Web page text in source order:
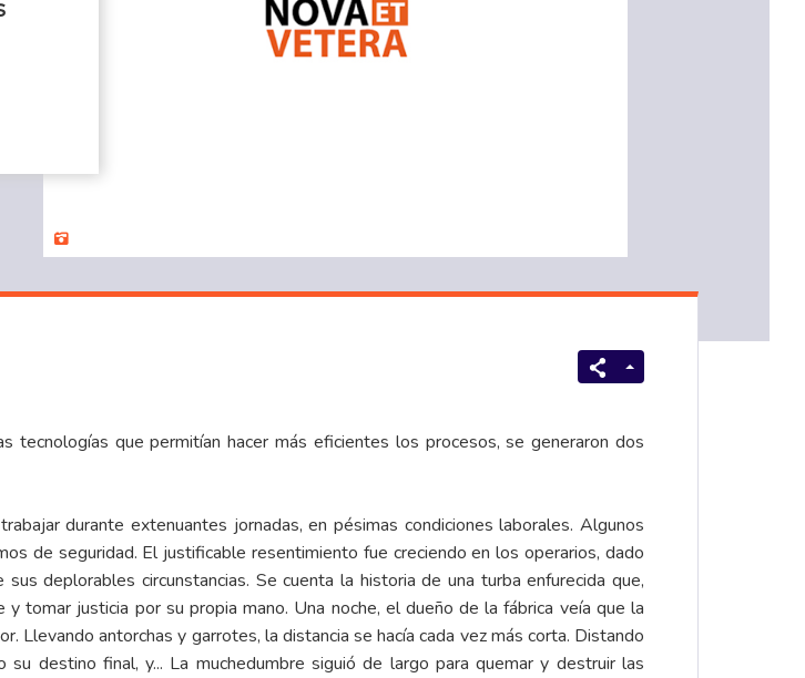
tecnologías que permitían hacer más eficientes los procesos, se generaron dos
durante extenuantes jornadas, en pésimas condiciones laborales. Algunos
de seguridad. El justificable resentimiento fue creciendo en los operarios, dado
deplorables circunstancias. Se cuenta la historia de una turba enfurecida que,
tomar justicia por su propia mano. Una noche, el dueño de la fábrica veía que la
Llevando antorchas y garrotes, la distancia se hacía cada vez más corta. Distando
destino final, y... La muchedumbre siguió de largo para quemar y destruir las